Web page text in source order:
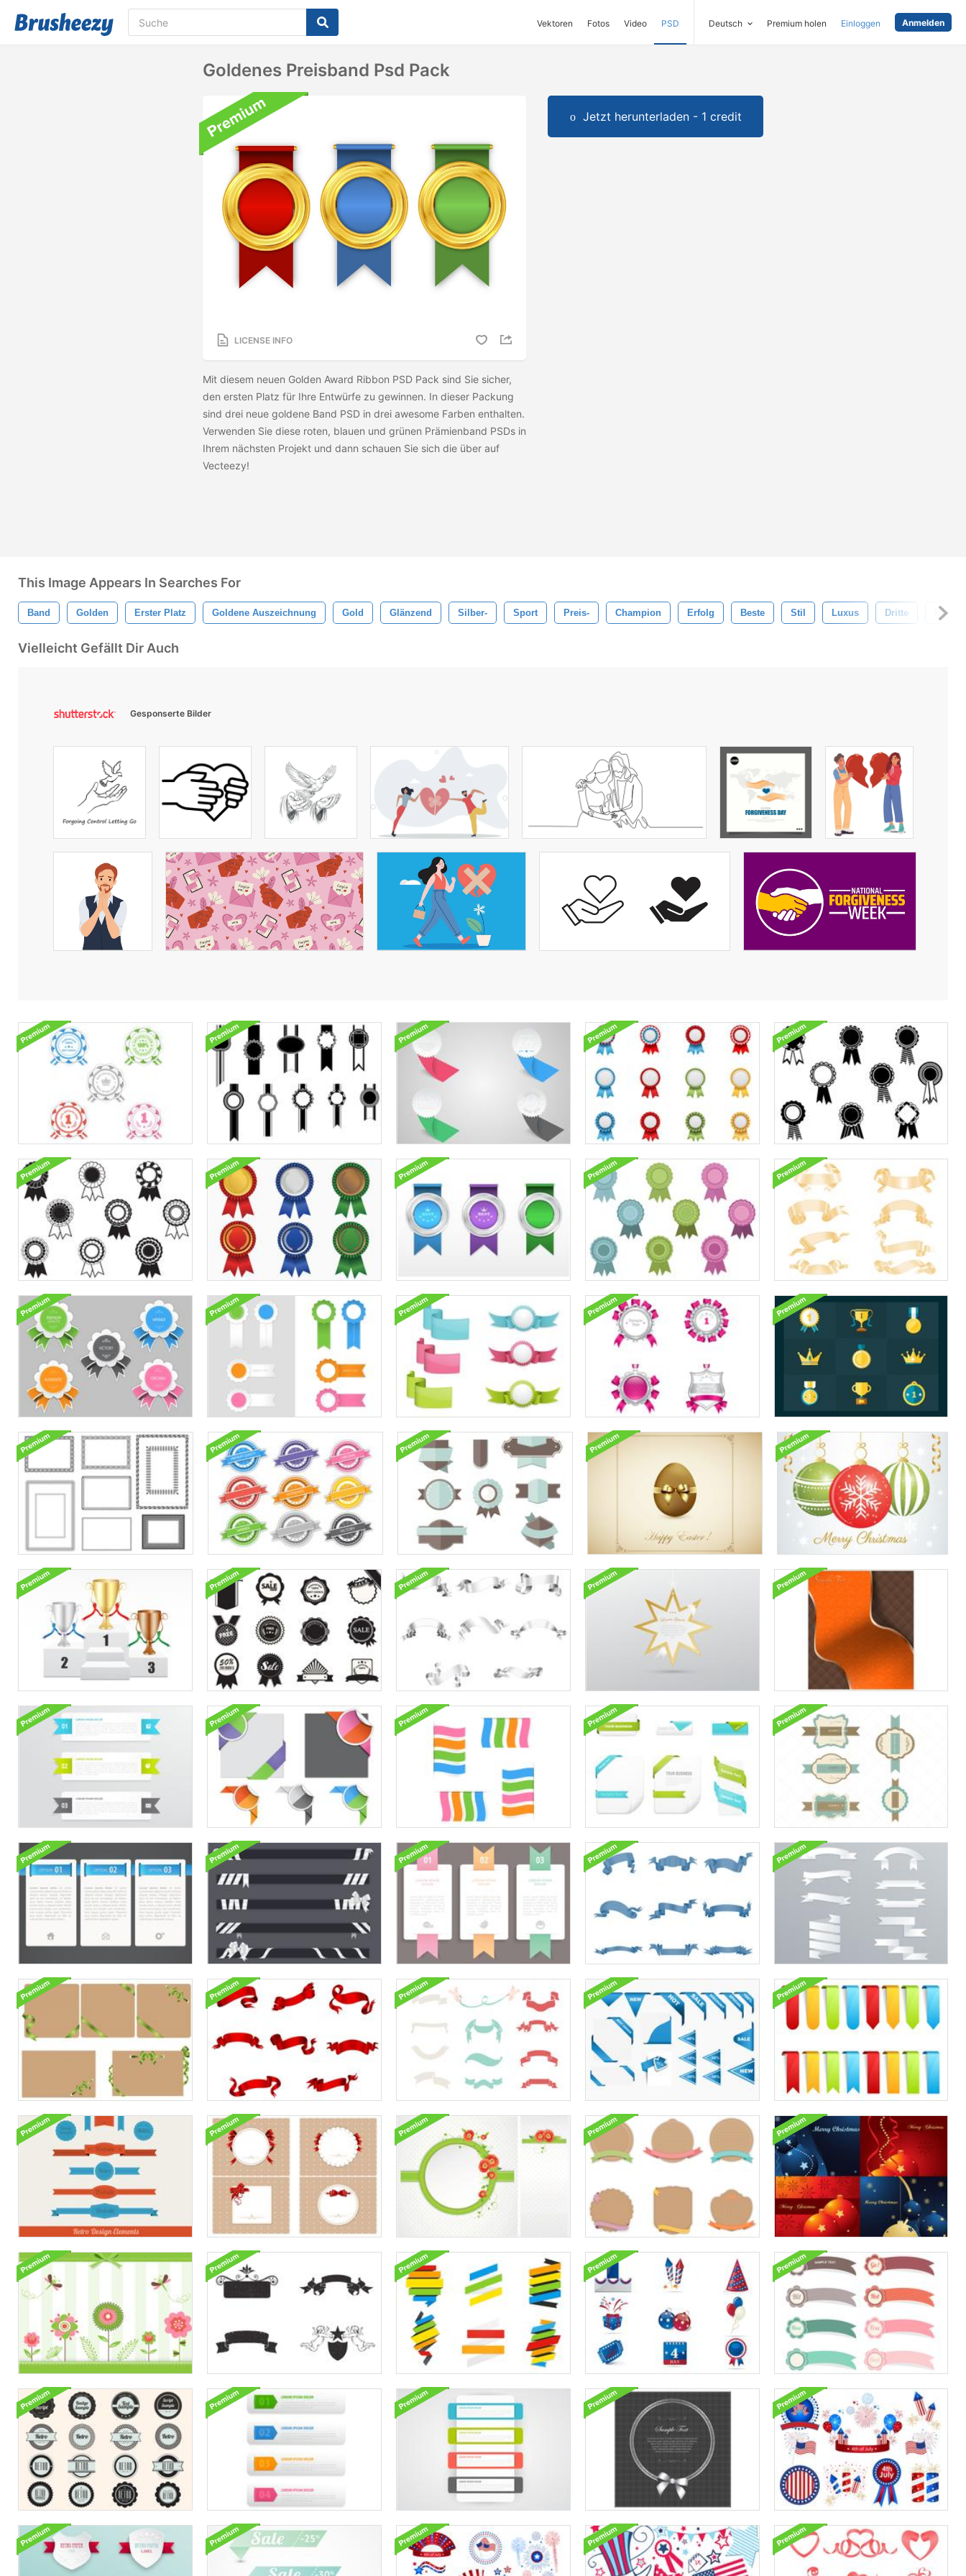
Vektoren Fotos Video PSD Deutsch Premium holen Einloggen Anmelden
Goldenes Preisband Psd Pack
LICENSE INFO
Mit diesem neuen Golden Award Ribbon PSD Pack sind Sie sicher,
den ersten Platz für Ihre Entwürfe zu gewinnen. In dieser Packung
sind drei neue goldene Band PSD in drei awesome Farben enthalten.
Verwenden Sie diese roten, blauen und grünen Prämienband PSDs in
Ihrem nächsten Projekt und dann schauen Sie sich die über auf
Vecteezy!
Jetzt herunterladen - 1 credit
This Image Appears In Searches For
Band Golden Erster Platz Goldene Auszeichnung Gold Glänzend Silber- Sport Preis- Champion Erfolg Beste Stil Luxus Dritte
Vielleicht Gefällt Dir Auch
Gesponserte Bilder